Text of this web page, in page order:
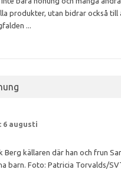
produkter, utan bidrar också till
...
6 augusti
Berg källaren där han och frun
barn. Foto: Patricia Torvalds/